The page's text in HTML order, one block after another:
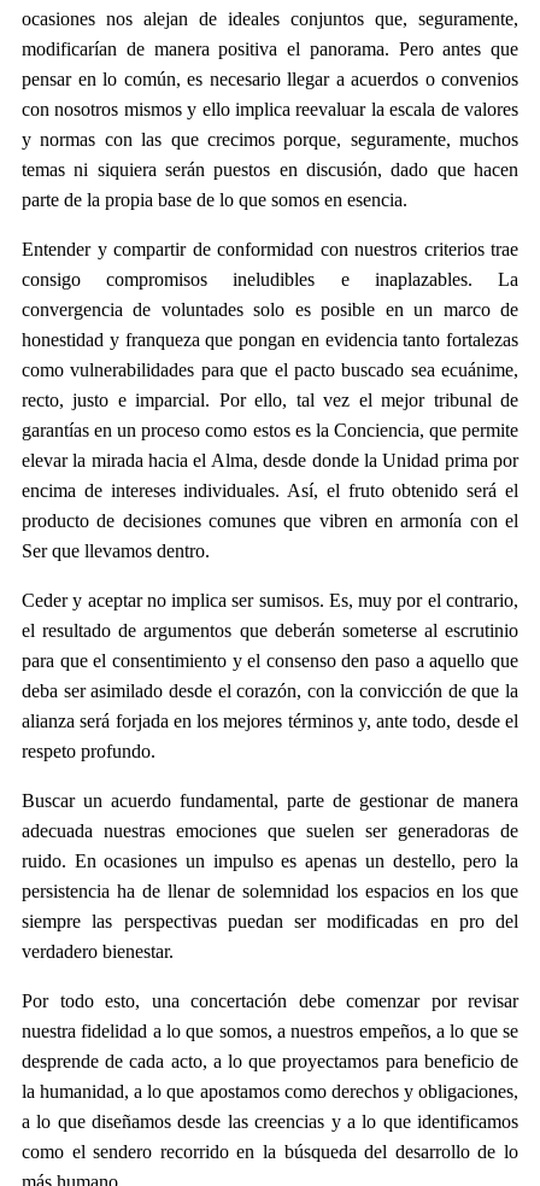
ocasiones nos alejan de ideales conjuntos que, seguramente,
modificarían de manera positiva el panorama. Pero antes que
pensar en lo común, es necesario llegar a acuerdos o convenios
con nosotros mismos y ello implica reevaluar la escala de valores
y normas con las que crecimos porque, seguramente, muchos
temas ni siquiera serán puestos en discusión, dado que hacen
parte de la propia base de lo que somos en esencia.
Entender y compartir de conformidad con nuestros criterios trae
consigo compromisos ineludibles e inaplazables. La
convergencia de voluntades solo es posible en un marco de
honestidad y franqueza que pongan en evidencia tanto fortalezas
como vulnerabilidades para que el pacto buscado sea ecuánime,
recto, justo e imparcial. Por ello, tal vez el mejor tribunal de
garantías en un proceso como estos es la Conciencia, que permite
elevar la mirada hacia el Alma, desde donde la Unidad prima por
encima de intereses individuales. Así, el fruto obtenido será el
producto de decisiones comunes que vibren en armonía con el
Ser que llevamos dentro.
Ceder y aceptar no implica ser sumisos. Es, muy por el contrario,
el resultado de argumentos que deberán someterse al escrutinio
para que el consentimiento y el consenso den paso a aquello que
deba ser asimilado desde el corazón, con la convicción de que la
alianza será forjada en los mejores términos y, ante todo, desde el
respeto profundo.
Buscar un acuerdo fundamental, parte de gestionar de manera
adecuada nuestras emociones que suelen ser generadoras de
ruido. En ocasiones un impulso es apenas un destello, pero la
persistencia ha de llenar de solemnidad los espacios en los que
siempre las perspectivas puedan ser modificadas en pro del
verdadero bienestar.
Por todo esto, una concertación debe comenzar por revisar
nuestra fidelidad a lo que somos, a nuestros empeños, a lo que se
desprende de cada acto, a lo que proyectamos para beneficio de
la humanidad, a lo que apostamos como derechos y obligaciones,
a lo que diseñamos desde las creencias y a lo que identificamos
como el sendero recorrido en la búsqueda del desarrollo de lo